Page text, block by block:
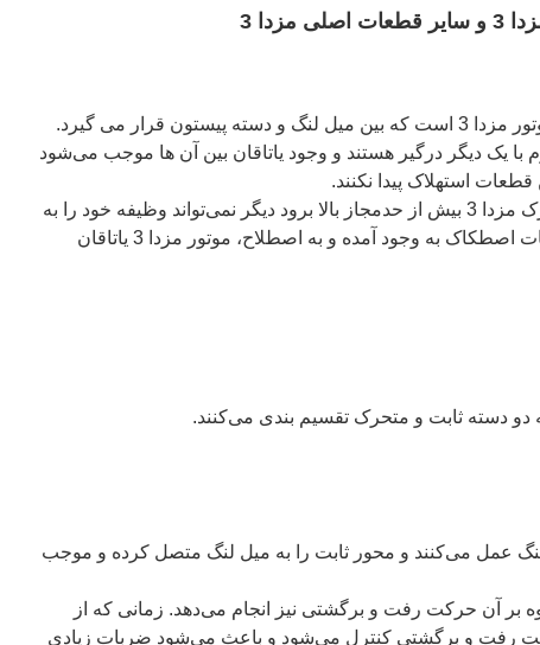
3
یک دیگر درگیر هستند و وجود یاتاقان بین آن ها موجب می‌شود
استهلاک پیدا نکنند.
در صورتی که دمای یاتاق ثابت و متحرک مزدا 3 بیش از حدمجاز بالا برود دیگر نمی‌تواند وظیفه خود را به
درستی انجام دهد و در نتیجه بین قطعات اصطکاک به وجود آمده و به اصطلاح، موتور مزدا 3 یاتاقان
دو دسته ثابت و متحرک تقسیم بندی می‌کنند.
لنگ عمل می‌کنند و محور ثابت را به میل لنگ متصل کرده و موجب
بر آن حرکت رفت و برگشتی نیز انجام می‌دهد. زمانی که از
رفت و برگشتی کنترل می‌شود و باعث می‌شود ضربات زیادی